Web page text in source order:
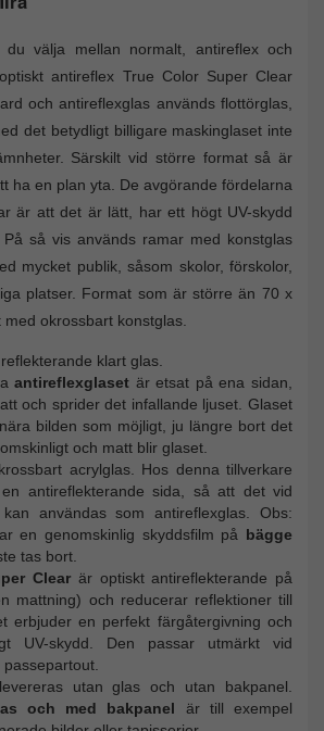
välja mellan normalt, antireflex och
antireflex True Color Super Clear
och antireflexglas används flottörglas,
det betydligt billigare maskinglaset inte
Särskilt vid större format så är
ha en plan yta. De avgörande fördelarna
är att det är lätt, har ett högt UV-skydd
så vis används ramar med konstglas
mycket publik, såsom skolor, förskolor,
platser. Format som är större än 70 x
okrossbart konstglas.
klart glas.
antireflexglaset är etsat på ena sidan,
och sprider det infallande ljuset. Glaset
bilden som möjligt, ju längre bort det
och matt blir glaset.
acrylglas. Hos denna tillverkare
antireflekterande sida, så att det vid
användas som antireflexglas. Obs:
en genomskinlig skyddsfilm på bägge
tas bort.
Clear är optiskt antireflekterande på
mattning) och reducerar reflektioner till
erbjuder en perfekt färgåtergivning och
UV-skydd. Den passar utmärkt vid
utan glas och utan bakpanel.
och med bakpanel är till exempel